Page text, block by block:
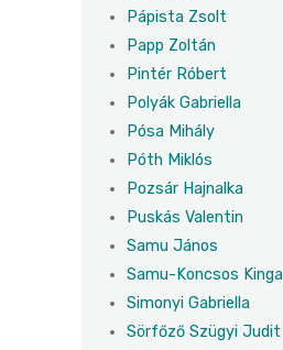
Pápista Zsolt
Papp Zoltán
Pintér Róbert
Polyák Gabriella
Pósa Mihály
Póth Miklós
Pozsár Hajnalka
Puskás Valentin
Samu János
Samu-Koncsos Kinga
Simonyi Gabriella
Sörfőző Szügyi Judit